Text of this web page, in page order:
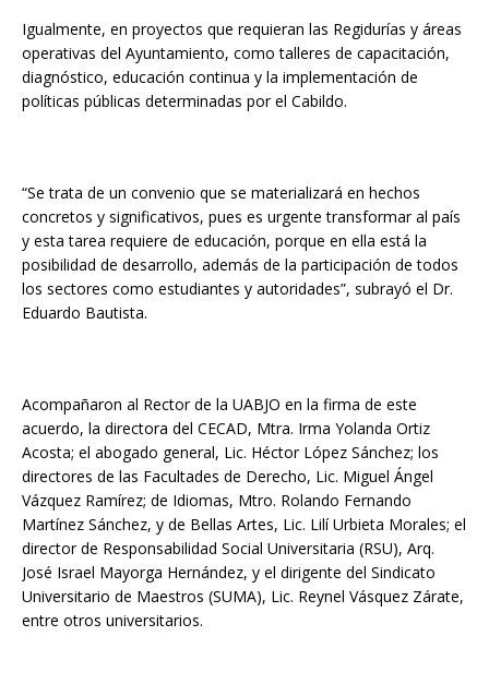
Igualmente, en proyectos que requieran las Regidurías y áreas
operativas del Ayuntamiento, como talleres de capacitación,
diagnóstico, educación continua y la implementación de
políticas públicas determinadas por el Cabildo.
“Se trata de un convenio que se materializará en hechos
concretos y significativos, pues es urgente transformar al país
y esta tarea requiere de educación, porque en ella está la
posibilidad de desarrollo, además de la participación de todos
los sectores como estudiantes y autoridades”, subrayó el Dr.
Eduardo Bautista.
Acompañaron al Rector de la UABJO en la firma de este
acuerdo, la directora del CECAD, Mtra. Irma Yolanda Ortiz
Acosta; el abogado general, Lic. Héctor López Sánchez; los
directores de las Facultades de Derecho, Lic. Miguel Ángel
Vázquez Ramírez; de Idiomas, Mtro. Rolando Fernando
Martínez Sánchez, y de Bellas Artes, Lic. Lilí Urbieta Morales; el
director de Responsabilidad Social Universitaria (RSU), Arq.
José Israel Mayorga Hernández, y el dirigente del Sindicato
Universitario de Maestros (SUMA), Lic. Reynel Vásquez Zárate,
entre otros universitarios.